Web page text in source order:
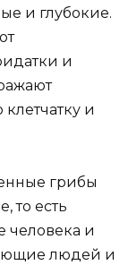
и глубокие.
и
и
грибы
то есть
человека и
людей и